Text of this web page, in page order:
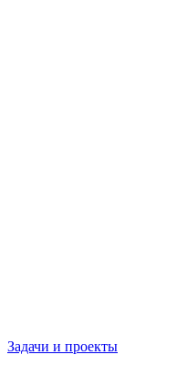
Задачи и проекты